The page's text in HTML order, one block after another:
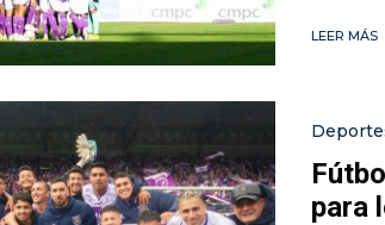
LEER MÁS
para